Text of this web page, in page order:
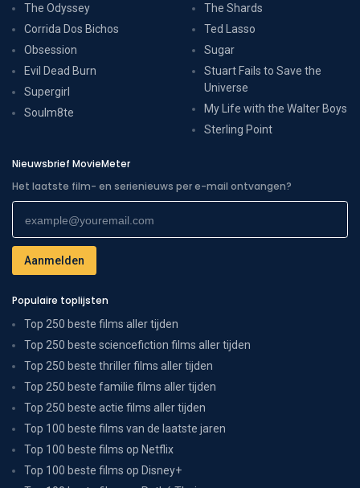
The Odyssey
Corrida Dos Bichos
Obsession
Evil Dead Burn
Supergirl
Soulm8te
The Shards
Ted Lasso
Sugar
Stuart Fails to Save the
Universe
My Life with the Walter Boys
Sterling Point
Nieuwsbrief MovieMeter
Het laatste film- en serienieuws per e-mail ontvangen?
Populaire toplijsten
Top 250 beste films aller tijden
Top 250 beste sciencefiction films aller tijden
Top 250 beste thriller films aller tijden
Top 250 beste familie films aller tijden
Top 250 beste actie films aller tijden
Top 100 beste films van de laatste jaren
Top 100 beste films op Netflix
Top 100 beste films op Disney+